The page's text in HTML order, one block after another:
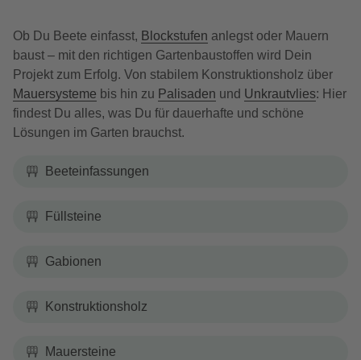
Ob Du Beete einfasst, Blockstufen anlegst oder Mauern
baust – mit den richtigen Gartenbaustoffen wird Dein
Projekt zum Erfolg. Von stabilem Konstruktionsholz über
Mauersysteme bis hin zu Palisaden und Unkrautvlies: Hier
findest Du alles, was Du für dauerhafte und schöne
Lösungen im Garten brauchst.
Beeteinfassungen
Füllsteine
Gabionen
Konstruktionsholz
Mauersteine